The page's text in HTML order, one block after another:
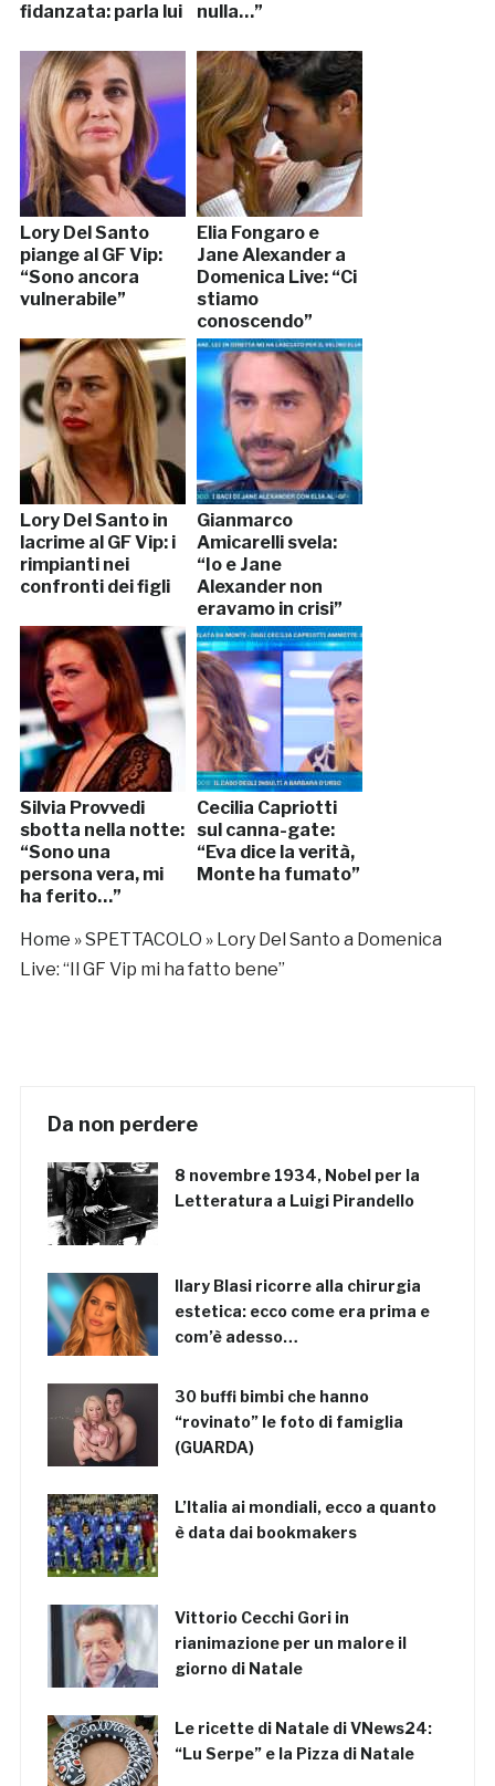
fidanzata: parla lui
nulla…”
Lory Del Santo
piange al GF Vip:
“Sono ancora
vulnerabile”
Elia Fongaro e
Jane Alexander a
Domenica Live: “Ci
stiamo
conoscendo”
Lory Del Santo in
lacrime al GF Vip: i
rimpianti nei
confronti dei figli
Gianmarco
Amicarelli svela:
“Io e Jane
Alexander non
eravamo in crisi”
Silvia Provvedi
sbotta nella notte:
“Sono una
persona vera, mi
ha ferito…”
Cecilia Capriotti
sul canna-gate:
“Eva dice la verità,
Monte ha fumato”
Home »SPETTACOLO » Lory Del Santo a Domenica
Live: “Il GF Vip mi ha fatto bene”
Da non perdere
8 novembre 1934, Nobel per la
Letteratura a Luigi Pirandello
Ilary Blasi ricorre alla chirurgia
estetica: ecco come era prima e
com’è adesso…
30 buffi bimbi che hanno
“rovinato” le foto di famiglia
(GUARDA)
L’Italia ai mondiali, ecco a quanto
è data dai bookmakers
Vittorio Cecchi Gori in
rianimazione per un malore il
giorno di Natale
Le ricette di Natale di VNews24:
“Lu Serpe” e la Pizza di Natale